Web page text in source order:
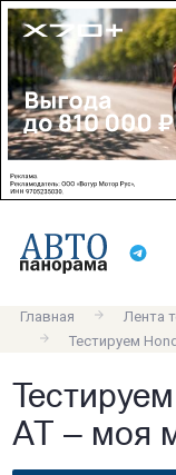
Главная Лента
Тестируем
AT – моя